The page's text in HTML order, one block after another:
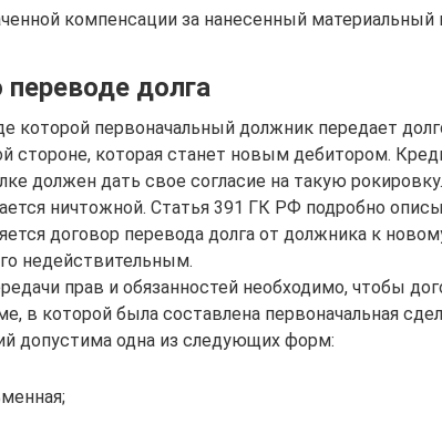
компенсации за нанесенный материальный
долга
которой первоначальный должник передает
стороне, которая станет новым дебитором.
должен дать свое согласие на такую
ничтожной. Статья 391 ГК РФ подробно
договор перевода долга от должника к
недействительным.
прав и обязанностей необходимо, чтобы
в которой была составлена первоначальная
допустима одна из следующих форм: